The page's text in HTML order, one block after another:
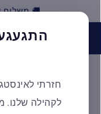
דילוג 🚚 משלוח עד
האינסטגרם של
ולקבל
חזרתי
לקהילה שלנו.